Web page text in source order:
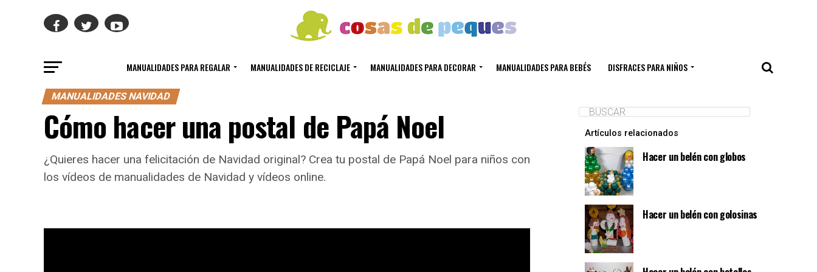
MANUALIDADES PARA REGALAR MANUALIDADES DE RECICLAJE MANUALIDADES PARA DECORAR MANUALIDADES PARA BEBÉS DISFRACES PARA NIÑOS
MANUALIDADES NAVIDAD
Cómo hacer una postal de Papá Noel
¿Quieres hacer una felicitación de Navidad original? Crea tu postal de Papá Noel para niños con
los vídeos de manualidades de Navidad y vídeos online.
Artículos relacionados
Hacer un belén con globos
Hacer un belén con golosinas